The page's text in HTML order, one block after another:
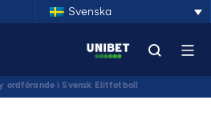
Svenska
ordförande i Svensk Elitfotboll